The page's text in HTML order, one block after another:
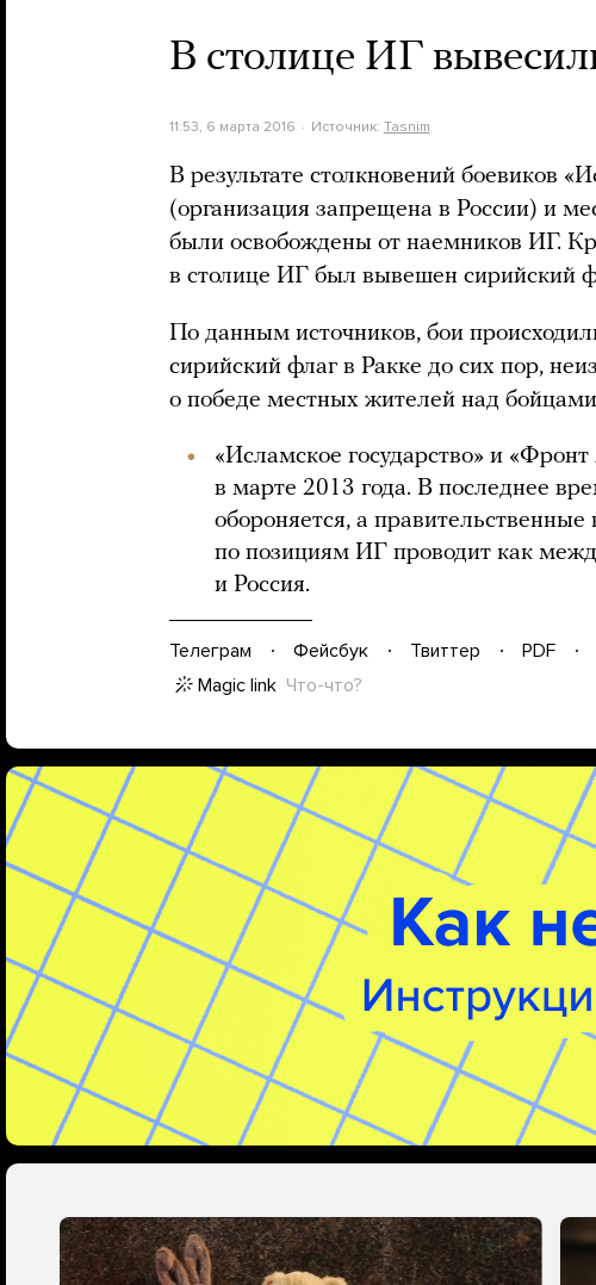
В столице ИГ
11:53, 6 марта 2016 Источник: Tasnim
В результате столкновений боевиков
(организация запрещена в России) и
были освобождены от наемников ИГ.
в столице ИГ был вывешен сирийский
По данным источников, бои
сирийский флаг в Ракке до сих пор,
о победе местных жителей над
«Исламское государство» и
в марте 2013 года. В последнее
обороняется, а
по позициям ИГ проводит как
и Россия.
Телеграм Фейсбук Твиттер PDF
Magic link Что-что?